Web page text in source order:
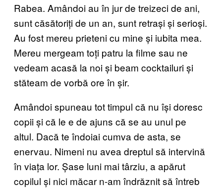
Rabea. Amândoi au în jur de treizeci de ani,
sunt căsătoriți de un an, sunt retrași și serioși.
Au fost mereu prieteni cu mine și iubita mea.
Mereu mergeam toți patru la filme sau ne
vedeam acasă la noi și beam cocktailuri și
stăteam de vorbă ore în șir.
Amândoi spuneau tot timpul că nu își doresc
copii și că le e de ajuns că se au unul pe
altul. Dacă te îndoiai cumva de asta, se
enervau. Nimeni nu avea dreptul să intervină
în viața lor. Șase luni mai târziu, a apărut
copilul și nici măcar n-am îndrăznit să întreb